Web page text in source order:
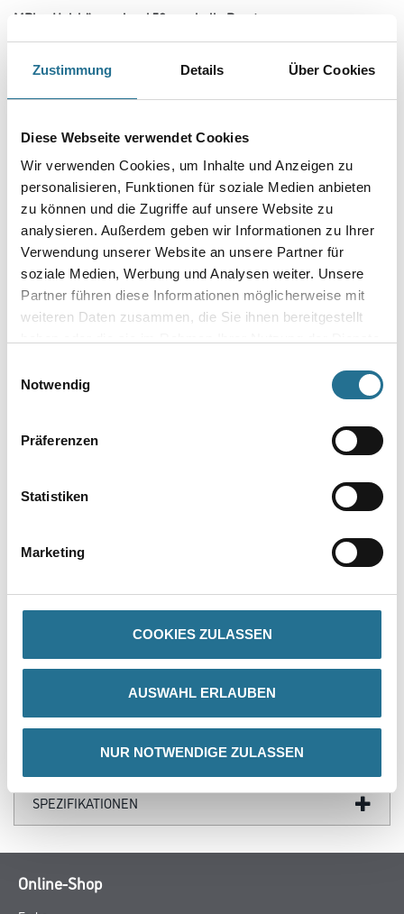
Zustimmung Details Über Cookies
Diese Webseite verwendet Cookies
Wir verwenden Cookies, um Inhalte und Anzeigen zu
personalisieren, Funktionen für soziale Medien anbieten
zu können und die Zugriffe auf unsere Website zu
analysieren. Außerdem geben wir Informationen zu Ihrer
Verwendung unserer Website an unsere Partner für
soziale Medien, Werbung und Analysen weiter. Unsere
Partner führen diese Informationen möglicherweise mit
weiteren Daten zusammen, die Sie ihnen bereitgestellt
Notwendig
Präferenzen
Statistiken
Marketing
COOKIES ZULASSEN
AUSWAHL ERLAUBEN
NUR NOTWENDIGE ZULASSEN
MPlus Heizkörperpinsel 50mm, helle Borste
Art-Nr.:8086-000248
Geeignet für Dispersions- und Mineralfarben.
Borsten- / Haar-Länge in mm
Umrechnungsfaktoren
- Heizkörperpinsel
- Gebogene Bleche
- Lange Holzstiele
GEFAHRENHINWEISE
SPEZIFIKATIONEN
Online-Shop